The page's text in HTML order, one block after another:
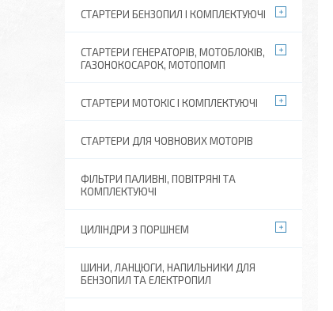
СТАРТЕРИ БЕНЗОПИЛ І КОМПЛЕКТУЮЧІ
СТАРТЕРИ ГЕНЕРАТОРІВ, МОТОБЛОКІВ,
ГАЗОНОКОСАРОК, МОТОПОМП
СТАРТЕРИ МОТОКІС І КОМПЛЕКТУЮЧІ
СТАРТЕРИ ДЛЯ ЧОВНОВИХ МОТОРІВ
ФІЛЬТРИ ПАЛИВНІ, ПОВІТРЯНІ ТА
КОМПЛЕКТУЮЧІ
ЦИЛІНДРИ З ПОРШНЕМ
ШИНИ, ЛАНЦЮГИ, НАПИЛЬНИКИ ДЛЯ
БЕНЗОПИЛ ТА ЕЛЕКТРОПИЛ